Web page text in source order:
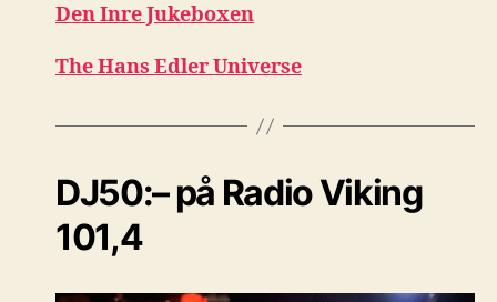
Den Inre Jukeboxen
The Hans Edler Universe
DJ50:– på Radio Viking
101,4